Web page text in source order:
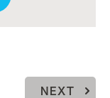
NEXT